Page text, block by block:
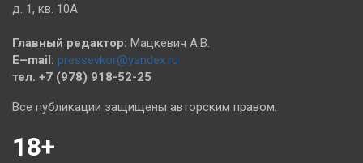
д. 1, кв. 10А
Главный редактор: Мацкевич А.В.
E–mail: pressevkor@yandex.ru
тел. +7 (978) 918-52-25
Все публикации защищены авторским правом.
18+